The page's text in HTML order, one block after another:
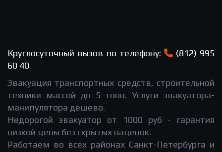
Круглосуточный вызов по телефону:
(812) 995
60 40
Эвакуация транспортных средств, строительной
техники массой до 5 тонн. Услуги эвакуатора-
манипулятора дешево.
Недорогой эвакуатор от 1000 руб - гарантия
низкой цены без скрытых наценок.
Работаем во всех районах Санкт-Петербурга и